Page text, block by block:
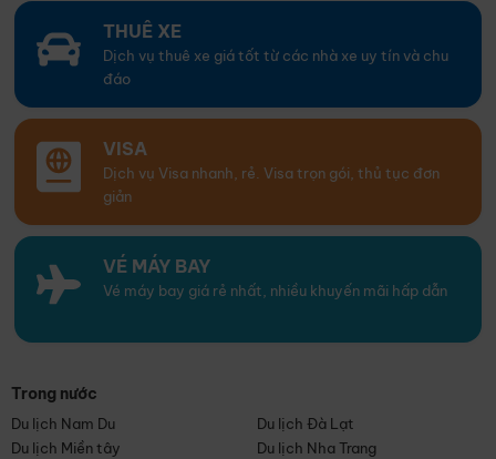
THUÊ XE
Dịch vụ thuê xe giá tốt từ các nhà xe uy tín và chu
đáo
VISA
Dịch vụ Visa nhanh, rẻ. Visa trọn gói, thủ tục đơn
giản
VÉ MÁY BAY
Vé máy bay giá rẻ nhất, nhiều khuyến mãi hấp dẫn
Trong nước
Du lịch Nam Du
Du lịch Đà Lạt
Du lịch Miền tây
Du lịch Nha Trang